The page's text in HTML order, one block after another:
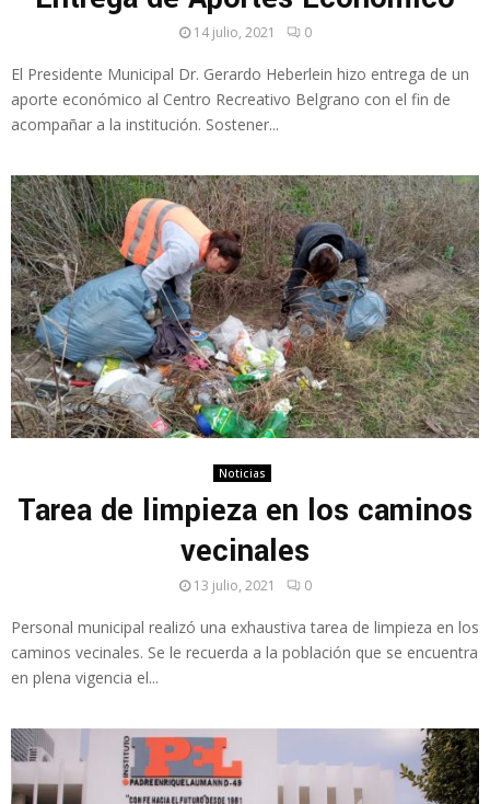
14 julio, 2021 0
El Presidente Municipal Dr. Gerardo Heberlein hizo entrega de un
aporte económico al Centro Recreativo Belgrano con el fin de
acompañar a la institución. Sostener...
Noticias
Tarea de limpieza en los caminos
vecinales
13 julio, 2021 0
Personal municipal realizó una exhaustiva tarea de limpieza en los
caminos vecinales. Se le recuerda a la población que se encuentra
en plena vigencia el...